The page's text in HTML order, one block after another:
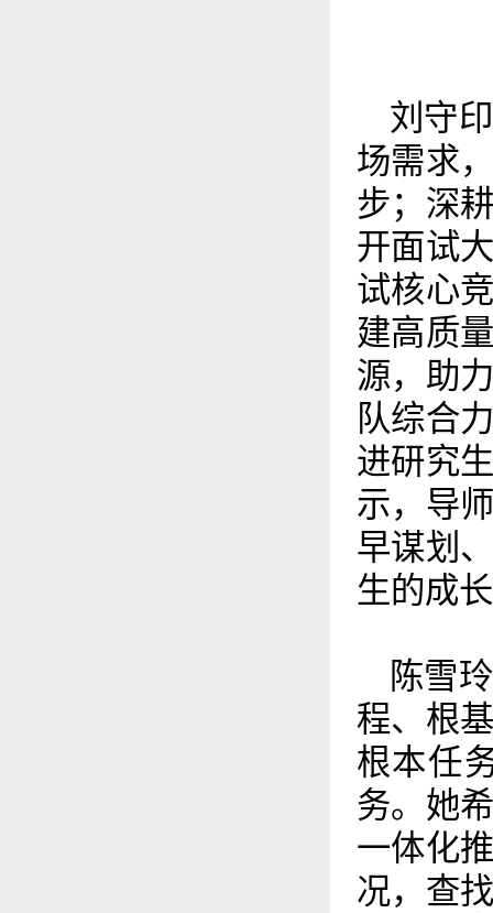
刘守
场需求
步；深
开面试
试核心
建高质
源，助
队综合
进研究
示，导
早谋划
生的成
陈雪
程、根
根本任
务。她
一体化
况，查